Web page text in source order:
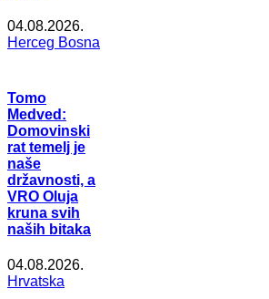
04.08.2026.
Herceg Bosna
Tomo
Medved:
Domovinski
rat temelj je
naše
državnosti, a
VRO Oluja
kruna svih
naših bitaka
04.08.2026.
Hrvatska